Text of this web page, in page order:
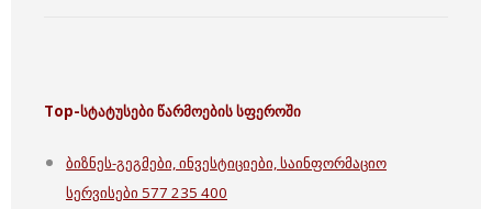
Top-სტატუსები წარმოების სფეროში
ბიზნეს-გეგმები, ინვესტიციები, საინფორმაციო
სერვისები 577 235 400